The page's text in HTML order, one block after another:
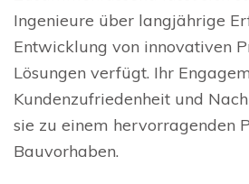
Ingenieure über langjährige
Entwicklung von innovativen
Lösungen verfügt. Ihr
Kundenzufriedenheit und
sie zu einem hervorragenden
Bauvorhaben.